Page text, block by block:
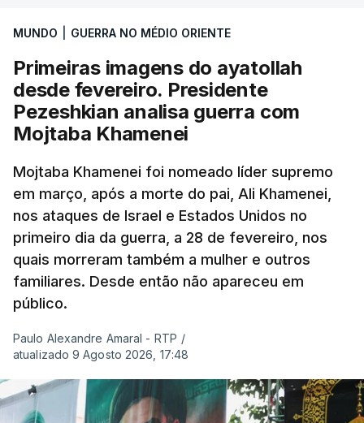
MUNDO GUERRA NO MÉDIO ORIENTE
Primeiras imagens do ayatollah
desde fevereiro. Presidente
Pezeshkian analisa guerra com
Mojtaba Khamenei
Mojtaba Khamenei foi nomeado líder supremo
em março, após a morte do pai, Ali Khamenei,
nos ataques de Israel e Estados Unidos no
primeiro dia da guerra, a 28 de fevereiro, nos
quais morreram também a mulher e outros
familiares. Desde então não apareceu em
público.
Paulo Alexandre Amaral - RTP /
atualizado 9 Agosto 2026, 17:48